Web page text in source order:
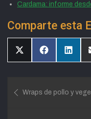
Cardama: informe
Comparte esta
CompartirCompartir
de
Wraps de pollo y